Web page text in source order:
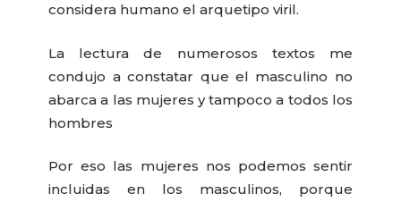
considera humano el arquetipo viril.
La lectura de numerosos textos me
condujo a constatar que el masculino no
abarca a las mujeres y tampoco a todos los
hombres
Por eso las mujeres nos podemos sentir
incluidas en los masculinos, porque